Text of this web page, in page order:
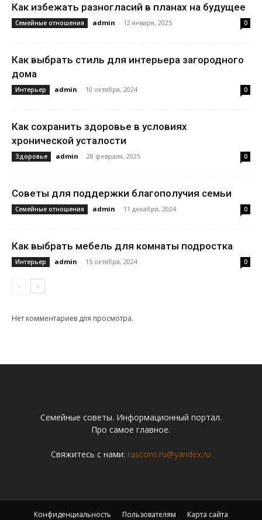
Как избежать разногласий в планах на будущее
Семейные отношения admin - 12 января, 2025 0
Как выбрать стиль для интерьера загородного
дома
Интерьер admin - 10 октября, 2024 0
Как сохранить здоровье в условиях
хронической усталости
Здоровье admin - 28 февраля, 2025 0
Советы для поддержки благополучия семьи
Семейные отношения admin - 11 декабря, 2024 0
Как выбрать мебель для комнаты подростка
Интерьер admin - 15 октября, 2024 0
Нет комментариев для просмотра.
Семейные советы. Информационный портал.
Про самое главное.
Свяжитесь с нами: rascons.ru@yandex.ru
Конфиденциальность Пользователям Карта сайта